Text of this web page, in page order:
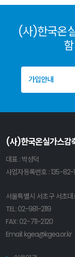
(사)한국온
가입안내
(사)한국온실가스감
대표 : 박성덕
사업자등록번호 : 135-
서울특별시 서초구 서초
TEL: 02-981-2119
FAX: 02-711-2120
Email: kgea@kgea.or.kr